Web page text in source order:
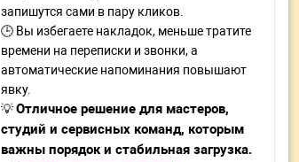
запишутся сами в пару кликов.
🕒 Вы избегаете накладок, меньше тратите
времени на переписки и звонки, а
автоматические напоминания повышают
явку.
💡Отличное решение для мастеров,
студий и сервисных команд, которым
важны порядок и стабильная загрузка.